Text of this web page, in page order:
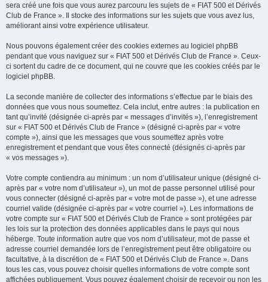
sera créé une fois que vous aurez parcouru les sujets de « FIAT 500 et Dérivés
Club de France ». Il stocke des informations sur les sujets que vous avez lus,
améliorant ainsi votre expérience utilisateur.
Nous pouvons également créer des cookies externes au logiciel phpBB
pendant que vous naviguez sur « FIAT 500 et Dérivés Club de France ». Ceux-
ci sortent du cadre de ce document, qui ne couvre que les cookies créés par le
logiciel phpBB.
La seconde manière de collecter des informations s’effectue par le biais des
données que vous nous soumettez. Cela inclut, entre autres : la publication en
tant qu’invité (désignée ci-après par « messages d’invités »), l’enregistrement
sur « FIAT 500 et Dérivés Club de France » (désigné ci-après par « votre
compte »), ainsi que les messages que vous soumettez après votre
enregistrement et pendant que vous êtes connecté (désignés ci-après par
« vos messages »).
Votre compte contiendra au minimum : un nom d’utilisateur unique (désigné ci-
après par « votre nom d’utilisateur »), un mot de passe personnel utilisé pour
vous connecter (désigné ci-après par « votre mot de passe »), et une adresse
courriel valide (désignée ci-après par « votre courriel »). Les informations de
votre compte sur « FIAT 500 et Dérivés Club de France » sont protégées par
les lois sur la protection des données applicables dans le pays qui nous
héberge. Toute information autre que vos nom d’utilisateur, mot de passe et
adresse courriel demandée lors de l’enregistrement peut être obligatoire ou
facultative, à la discrétion de « FIAT 500 et Dérivés Club de France ». Dans
tous les cas, vous pouvez choisir quelles informations de votre compte sont
affichées publiquement. Vous pouvez également choisir de recevoir ou non les